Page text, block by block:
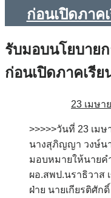
ก่อนเปิดภาค
รับมอบนโยบาย
ก่อนเปิดภาคเรี
23 เมษา
>>>>>วันที่ 23 เมษ
นางสุภิญญา วงษ์น
มอบหมายให้นายค
ผอ.สพป.นราธิวาส
ฝ่าย นายเกียรติศัก